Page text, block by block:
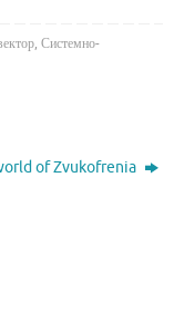
, Системно-
of Zvukofrenia